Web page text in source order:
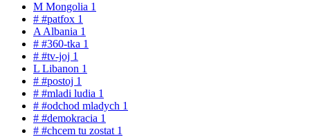
M Mongolia 1
# #patfox 1
A Albania 1
# #360-tka 1
# #tv-joj 1
L Libanon 1
# #postoj 1
# #mladi ludia 1
# #odchod mladych 1
# #demokracia 1
# #chcem tu zostat 1